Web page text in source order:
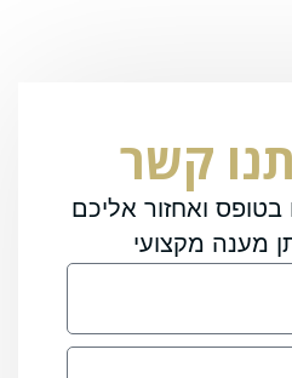
קשר
ואחזור אליכם
מענה מקצועי